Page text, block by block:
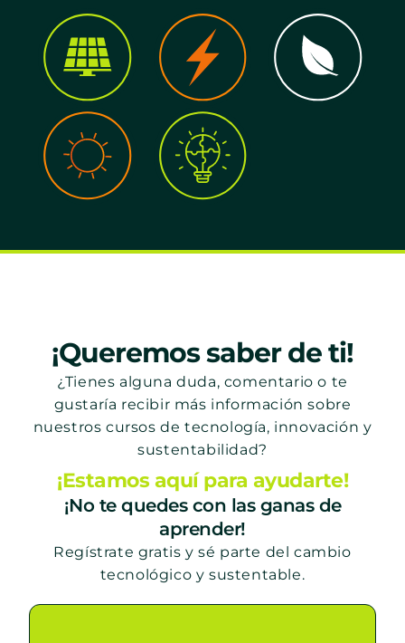
¡Queremos saber de ti!
¿Tienes alguna duda, comentario o te
gustaría recibir más información sobre
nuestros cursos de tecnología, innovación y
sustentabilidad?
¡Estamos aquí para ayudarte!
¡No te quedes con las ganas de
aprender!
Regístrate gratis y sé parte del cambio
tecnológico y sustentable.